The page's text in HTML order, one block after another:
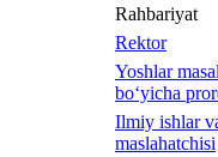
Rahbariyat
Rektor
Yoshlar
bo‘yicha
Ilmiy ishlar
maslahatchisi